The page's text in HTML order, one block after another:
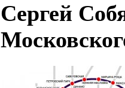
Сергей